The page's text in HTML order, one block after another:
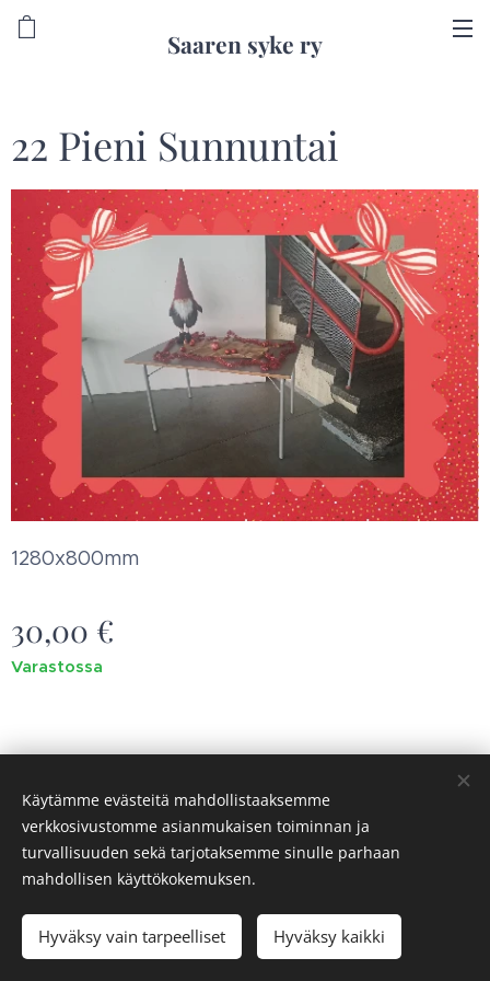
Saaren syke ry
22 Pieni Sunnuntai
1280x800mm
30,00 €
Varastossa
Lisää ostoskoriin
Saaren syke ry Evästeet
Käytämme evästeitä mahdollistaaksemme
verkkosivustomme asianmukaisen toiminnan ja
turvallisuuden sekä tarjotaksemme sinulle parhaan
mahdollisen käyttökokemuksen.
Hyväksy vain tarpeelliset Hyväksy kaikki